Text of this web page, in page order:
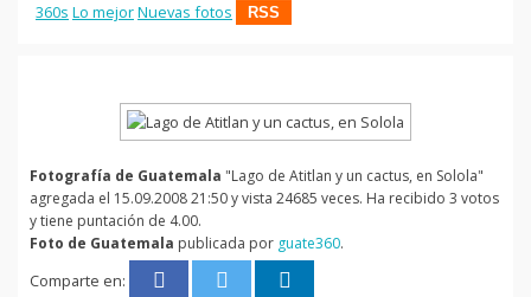
360s Lo mejorNuevas fotos RSS
Fotografía de Guatemala "Lago de Atitlan y un cactus, en Solola"
agregada el 15.09.2008 21:50 y vista 24685 veces. Ha recibido 3 votos
y tiene puntación de 4.00.
Foto de Guatemala publicada por guate360.
Comparte en: